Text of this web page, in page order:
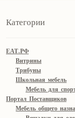
Категории
ЕАТ.РФ
Витрины
Трибуны
Школьная мебель
Мебель для
Портал Поставщиков
Мебель общего